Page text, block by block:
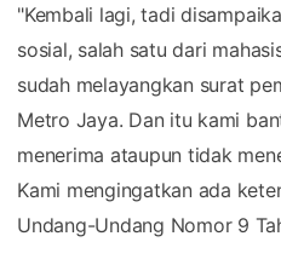
"Kembali lagi, tadi
sosial, salah satu dari
sudah melayangkan surat
Metro Jaya. Dan itu kami
menerima ataupun tidak
Kami mengingatkan ada
Undang-Undang Nomor 9